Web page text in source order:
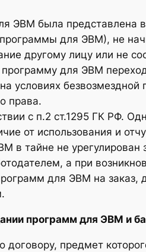
ЭВМ была представлена
для ЭВМ), не
другому лицу или не
для ЭВМ
условиях безвозмездной
права.
с п.2 ст.1295 ГК РФ.
от использования и
в тайне не урегулирован
а при
для ЭВМ на заказ,
программ для ЭВМ и
предмет